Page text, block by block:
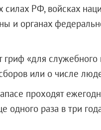
РФ, войсках
и органах
гриф «для
или о числе
проходят
одного раза в три